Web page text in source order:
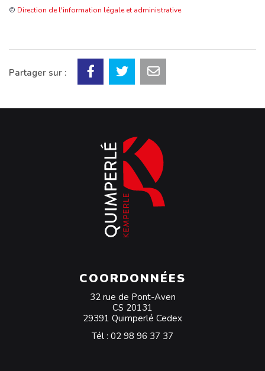
© Direction de l'information légale et administrative
Partager sur :
COORDONNÉES
32 rue de Pont-Aven
CS 20131
29391 Quimperlé Cedex
Tél : 02 98 96 37 37